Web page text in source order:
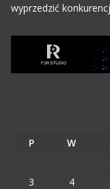
wyprzedzić
P W
3
4